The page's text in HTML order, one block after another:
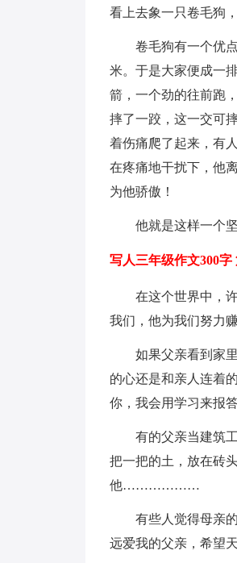
看上去象一只卷毛狗
卷毛狗有一个优
米。于是大家便成一
箭，一个劲的往前跑
摔了一跤，这一交可
着伤痛爬了起来，有
在疼痛地干扰下，他
为他骄傲！
他就是这样一个
写人三年级作文300字
在这个世界中，
我们，他为我们努力
如果父亲看到家
的心还是和亲人连着
你，我会用学习来报答
有的父亲当建筑
把一把的土，放在砖
他………………
有些人觉得母亲
远爱我的父亲，希望